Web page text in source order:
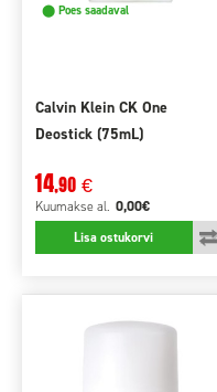
⬤ Poes saadaval
Calvin Klein CK One
Deostick (75mL)
14,90 €
Kuumakse al. 0,00€
Lisa ostukorvi